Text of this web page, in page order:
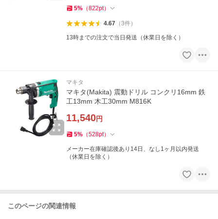
5% （822pt）
4.67（3件）
13時までの注文で当日発送（休業日を除く）
マキタ
マキタ(Makita) 震動ドリル コンクリ16mm 鉄
工13mm 木工30mm M816K
11,540円
5% （528pt）
メーカー在庫確認後あり14日、なし1ヶ月以内発送
（休業日を除く）
このページの関連情報